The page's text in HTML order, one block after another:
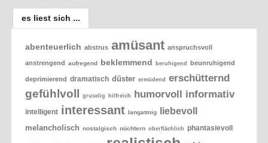
es liest sich ...
abenteuerlich abstrus amüsant anspruchsvoll
anstrengend aufregend beklemmend beruhigend beunruhigend
deprimierend dramatisch düster ermüdend erschütternd
gefühlvoll gruselig hilfreich humorvoll informativ
intelligent interessant langatmig liebevoll
melancholisch nostalgisch nüchtern oberflächlich phantasievoll